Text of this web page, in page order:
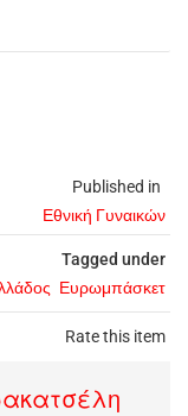
Published in
Εθνική Γυναικών
Tagged under
Ευρωμπάσκετ
Rate this item